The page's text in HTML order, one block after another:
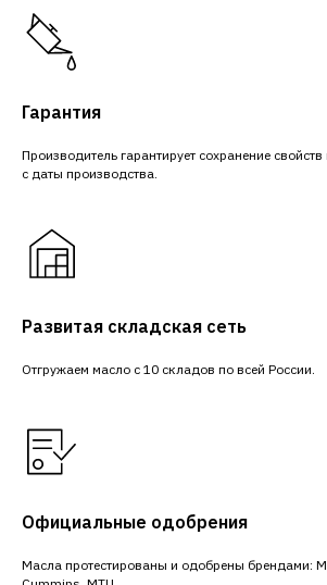
Гарантия
Производитель гарантирует сохранение свойств
с даты производства.
Развитая складская сеть
Отгружаем масло с 10 складов по всей России.
Официальные одобрения
Масла протестированы и одобрены брендами: